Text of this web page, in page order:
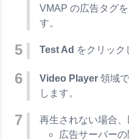
VMAP の広告タグ
す。
Test Ad をクリック
Video Player 領域
します。
再生されない場合、
広告サーバーの